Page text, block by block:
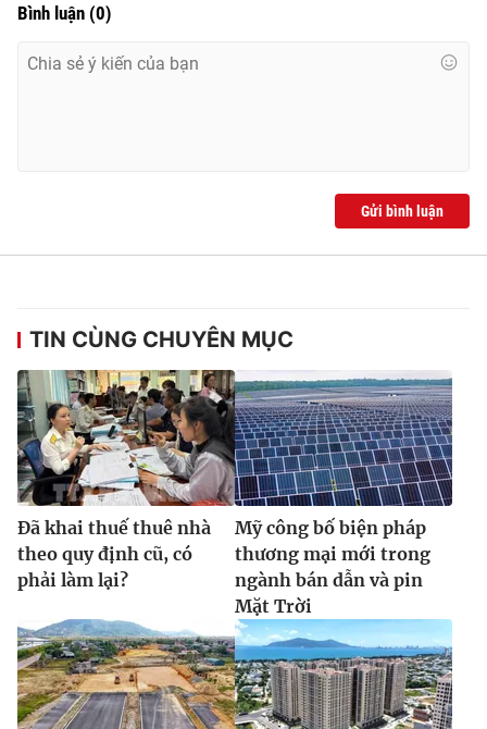
Bình luận (0)
Gửi bình luận
TIN CÙNG CHUYÊN MỤC
Đã khai thuế thuê nhà
theo quy định cũ, có
phải làm lại?
Mỹ công bố biện pháp
thương mại mới trong
ngành bán dẫn và pin
Mặt Trời